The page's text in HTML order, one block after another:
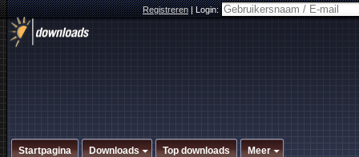
Registreren|Login:
Startpagina Downloads Top downloads Meer